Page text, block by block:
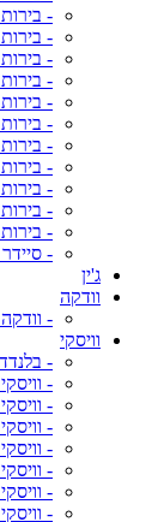
-
-
-
- בירות
-
-
-
-
-
-
-
-
ג'ין
וודקה
-
וויסקי
-
-
-
-
-
-
-
-